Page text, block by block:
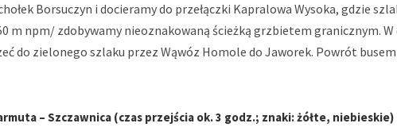
Borsuczyn i docieramy do przełączki Kapralowa Wysoka, gdzie
m npm/ zdobywamy nieoznakowaną ścieżką grzbietem granicznym. W
do zielonego szlaku przez Wąwóz Homole do Jaworek. Powrót busem
– Szczawnica (czas przejścia ok. 3 godz.; znaki: żółte, niebieskie)